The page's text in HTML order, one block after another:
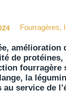
Fourragères,
amélioration
de
fourragère
la
au service de